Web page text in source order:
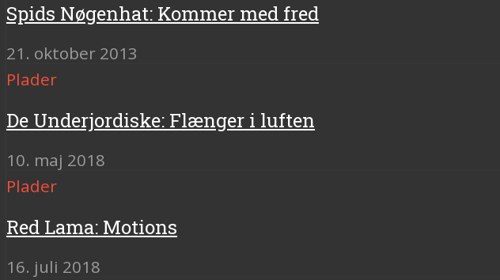
Spids Nøgenhat: Kommer med fred
21. oktober 2013
Plader
De Underjordiske: Flænger i luften
10. maj 2018
Plader
Red Lama: Motions
16. juli 2018